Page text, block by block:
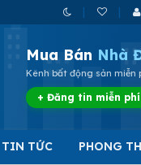
Mua Bán Nhà
Kênh bất động sản miễn
+ Đăng tin miễn phí
TIN TỨC PHONG